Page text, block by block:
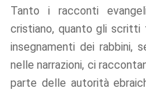
Tanto i racconti
cristiano, quanto gli scritti
insegnamenti dei rabbini,
nelle narrazioni, ci
parte delle autorità